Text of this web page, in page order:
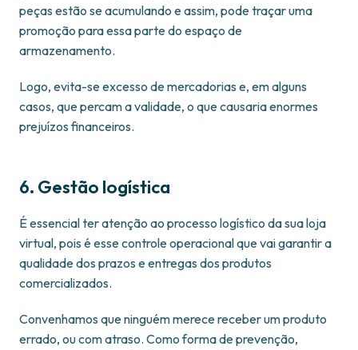
peças estão se acumulando e assim, pode traçar uma
promoção para essa parte do espaço de
armazenamento.
Logo, evita-se excesso de mercadorias e, em alguns
casos, que percam a validade, o que causaria enormes
prejuízos financeiros.
6. Gestão logística
É essencial ter atenção ao processo logístico da sua loja
virtual, pois é esse controle operacional que vai garantir a
qualidade dos prazos e entregas dos produtos
comercializados.
Convenhamos que ninguém merece receber um produto
errado, ou com atraso. Como forma de prevenção,